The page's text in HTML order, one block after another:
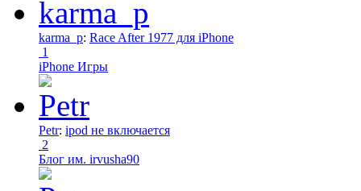
karma_p: Race After 1977 для iPhone
1
iPhone Игры
Petr: ipod не включается
2
Блог им. irvusha90